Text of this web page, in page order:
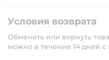
Условия возврата
Обменять или вернуть
можно в течение 14 дней с